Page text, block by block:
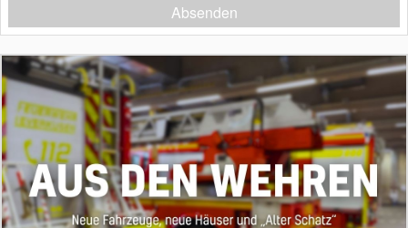
Absenden